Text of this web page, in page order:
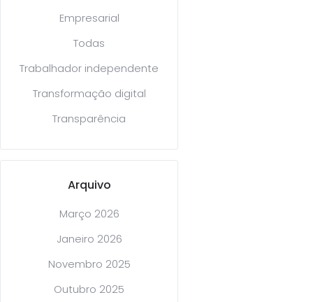
Empresarial
Todas
Trabalhador independente
Transformação digital
Transparência
Arquivo
Março 2026
Janeiro 2026
Novembro 2025
Outubro 2025